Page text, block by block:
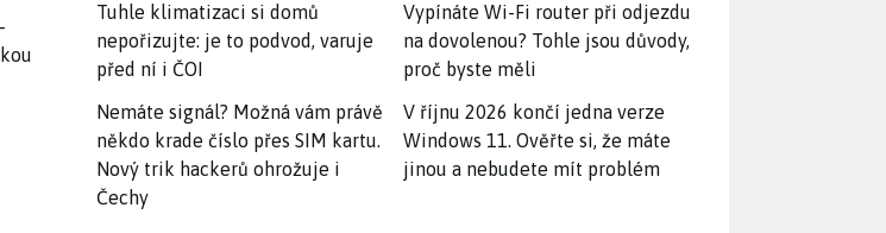
Tuhle klimatizaci si domů
nepořizujte: je to podvod, varuje
před ní i ČOI
Nemáte signál? Možná vám právě
někdo krade číslo přes SIM kartu.
Nový trik hackerů ohrožuje i
Čechy
Vypínáte Wi-Fi router při odjezdu
na dovolenou? Tohle jsou důvody,
proč byste měli
V říjnu 2026 končí jedna verze
Windows 11. Ověřte si, že máte
jinou a nebudete mít problém